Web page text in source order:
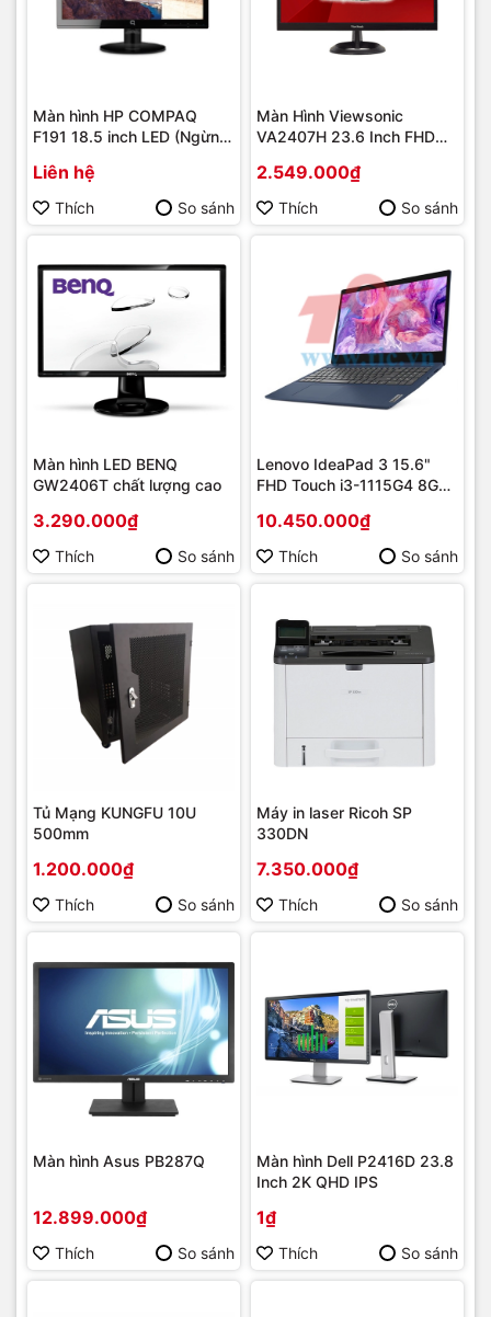
Màn hình HP COMPAQ
F191 18.5 inch LED (Ngừng
Liên hệ
Thích So sánh
Màn Hình Viewsonic
VA2407H 23.6 Inch FHD
2.549.000₫
Thích So sánh
Màn hình LED BENQ
GW2406T chất lượng cao
3.290.000₫
Thích So sánh
Lenovo IdeaPad 3 15.6"
FHD Touch i3-1115G4 8GB
10.450.000₫
Thích So sánh
Tủ Mạng KUNGFU 10U
500mm
1.200.000₫
Thích So sánh
Máy in laser Ricoh SP
330DN
7.350.000₫
Thích So sánh
Màn hình Asus PB287Q
12.899.000₫
Thích So sánh
Màn hình Dell P2416D 23.8
Inch 2K QHD IPS
1₫
Thích So sánh